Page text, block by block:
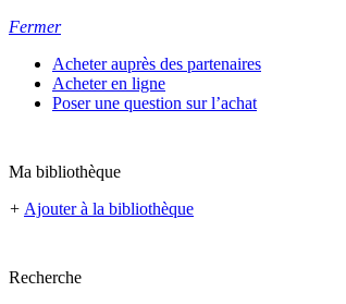
Fermer
Acheter auprès des partenaires
Acheter en ligne
Poser une question sur l’achat
Ma bibliothèque
+ Ajouter à la bibliothèque
Recherche